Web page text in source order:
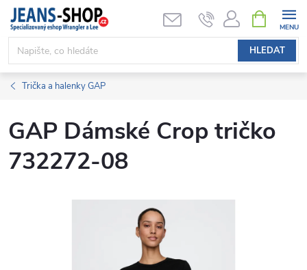
Přejít
obsah
HLEDAT
NÁKUPNÍ
KOŠÍK
Trička a halenky GAP
GAP Dámské Crop tričko
732272-08